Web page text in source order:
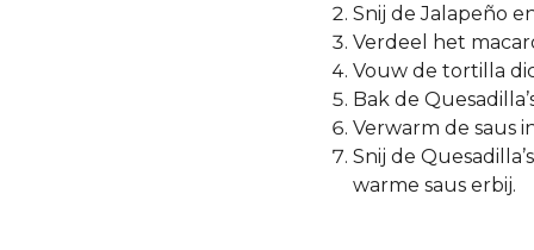
Snij de Jalapeño
Verdeel het
Vouw de tortilla
Bak de
Verwarm de saus
Snij de
warme saus erbij.